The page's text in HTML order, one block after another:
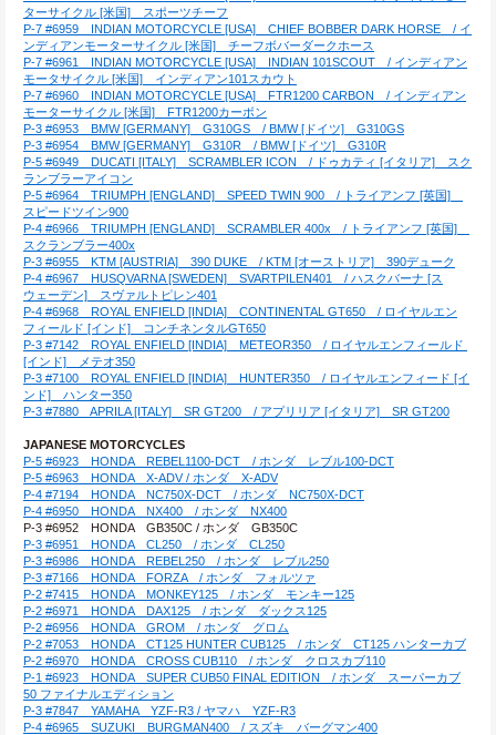
ターサイクル [米国]　スポーツチーフ
P-7 #6959　INDIAN MOTORCYCLE [USA]　CHIEF BOBBER DARK HORSE　/ イ
ンディアンモーターサイクル [米国]　チーフボバーダークホース
P-7 #6961　INDIAN MOTORCYCLE [USA]　INDIAN 101SCOUT　/ インディアン
モータサイクル [米国]　インディアン101スカウト
P-7 #6960　INDIAN MOTORCYCLE [USA]　FTR1200 CARBON　/ インディアン
モーターサイクル [米国]　FTR1200カーボン
P-3 #6953　BMW [GERMANY]　G310GS　/ BMW [ドイツ]　G310GS
P-3 #6954　BMW [GERMANY]　G310R　/ BMW [ドイツ]　G310R
P-5 #6949　DUCATI [ITALY]　SCRAMBLER ICON　/ ドゥカティ [イタリア]　スク
ランブラーアイコン
P-5 #6964　TRIUMPH [ENGLAND]　SPEED TWIN 900　/ トライアンフ [英国]
スピードツイン900
P-4 #6966　TRIUMPH [ENGLAND]　SCRAMBLER 400x　/ トライアンフ [英国]
スクランブラー400x
P-3 #6955　KTM [AUSTRIA]　390 DUKE　/ KTM [オーストリア]　390デューク
P-4 #6967　HUSQVARNA [SWEDEN]　SVARTPILEN401　/ ハスクバーナ [ス
ウェーデン]　スヴァルトピレン401
P-4 #6968　ROYAL ENFIELD [INDIA]　CONTINENTAL GT650　/ ロイヤルエン
フィールド [インド]　コンチネンタルGT650
P-3 #7142　ROYAL ENFIELD [INDIA]　METEOR350　/ ロイヤルエンフィールド
[インド]　メテオ350
P-3 #7100　ROYAL ENFIELD [INDIA]　HUNTER350　/ ロイヤルエンフィード [イ
ンド]　ハンター350
P-3 #7880　APRILA [ITALY]　SR GT200　/ アプリリア [イタリア]　SR GT200
JAPANESE MOTORCYCLES
P-5 #6923　HONDA　REBEL1100-DCT　/ ホンダ　レブル100-DCT
P-5 #6963　HONDA　X-ADV / ホンダ　X-ADV
P-4 #7194　HONDA　NC750X-DCT　/ ホンダ　NC750X-DCT
P-4 #6950　HONDA　NX400　/ ホンダ　NX400
P-3 #6952　HONDA　GB350C / ホンダ　GB350C
P-3 #6951　HONDA　CL250　/ ホンダ　CL250
P-3 #6986　HONDA　REBEL250　/ ホンダ　レブル250
P-3 #7166　HONDA　FORZA　/ ホンダ　フォルツァ
P-2 #7415　HONDA　MONKEY125　/ ホンダ　モンキー125
P-2 #6971　HONDA　DAX125　/ ホンダ　ダックス125
P-2 #6956　HONDA　GROM　/ ホンダ　グロム
P-2 #7053　HONDA　CT125 HUNTER CUB125　/ ホンダ　CT125 ハンターカブ
P-2 #6970　HONDA　CROSS CUB110　/ ホンダ　クロスカブ110
P-1 #6923　HONDA　SUPER CUB50 FINAL EDITION　/ ホンダ　スーパーカブ
50 ファイナルエディション
P-3 #7847　YAMAHA　YZF-R3 / ヤマハ　YZF-R3
P-4 #6965　SUZUKI　BURGMAN400　/ スズキ　バーグマン400